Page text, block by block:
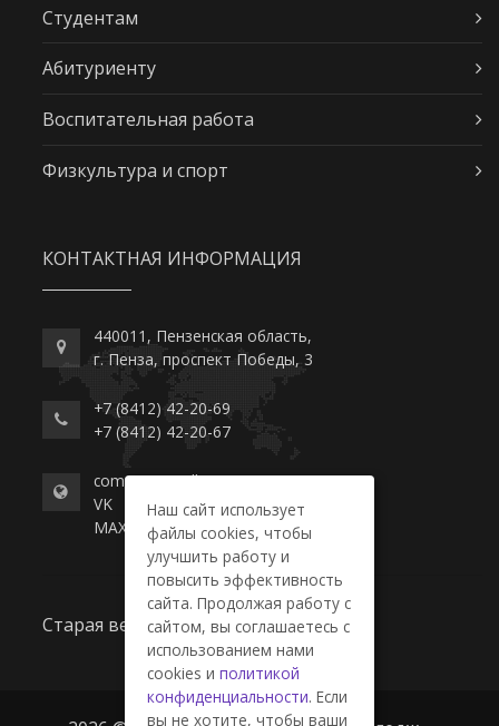
Студентам
Абитуриенту
Воспитательная работа
Физкультура и спорт
КОНТАКТНАЯ ИНФОРМАЦИЯ
440011, Пензенская область,
г. Пенза, проспект Победы, 3
+7 (8412) 42-20-69
+7 (8412) 42-20-67
commerce-college.ru
VK
MAX
Старая версия сайта
Наш сайт использует
файлы cookies, чтобы
улучшить работу и
повысить эффективность
сайта. Продолжая работу с
сайтом, вы соглашаетесь с
использованием нами
cookies и политикой
конфиденциальности. Если
вы не хотите, чтобы ваши